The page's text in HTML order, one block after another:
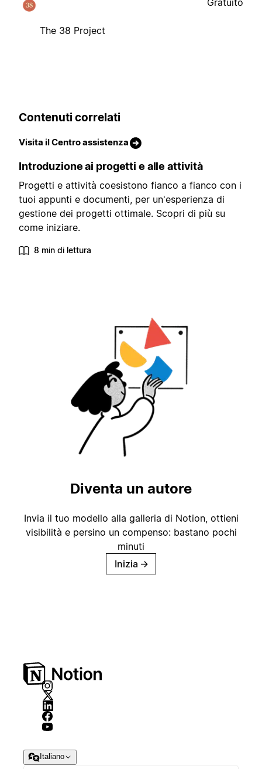
The 38 Project
Contenuti correlati
Visita il Centro assistenza
Introduzione ai progetti e alle attività
Progetti e attività coesistono fianco a fianco con i
tuoi appunti e documenti, per un'esperienza di
gestione dei progetti ottimale. Scopri di più su
come iniziare.
8 min di lettura
Diventa un autore
Invia il tuo modello alla galleria di Notion, ottieni
visibilità e persino un compenso: bastano pochi
minuti
Inizia →
Italiano